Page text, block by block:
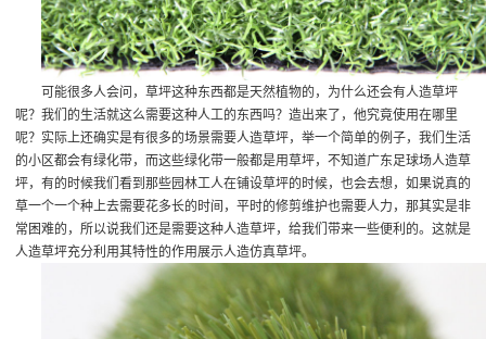
可能很多人会问，草坪这种东西都是天然植物的，为什么还会有人造草坪
呢？我们的生活就这么需要这种人工的东西吗？造出来了，他究竟使用在哪里
呢？实际上还确实是有很多的场景需要人造草坪，举一个简单的例子，我们生活
的小区都会有绿化带，而这些绿化带一般都是用草坪，不知道广东足球场人造草
坪，有的时候我们看到那些园林工人在铺设草坪的时候，也会去想，如果说真的
草一个一个种上去需要花多长的时间，平时的修剪维护也需要人力，那其实是非
常困难的，所以说我们还是需要这种人造草坪，给我们带来一些便利的。这就是
人造草坪充分利用其特性的作用展示人造仿真草坪。